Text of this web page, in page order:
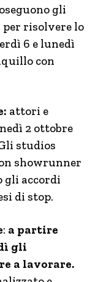
gli
risolvere lo
6 e lunedì
con
attori e
2 ottobre
studios
showrunner
gli accordi
di stop.
: a partire
gli
a lavorare.